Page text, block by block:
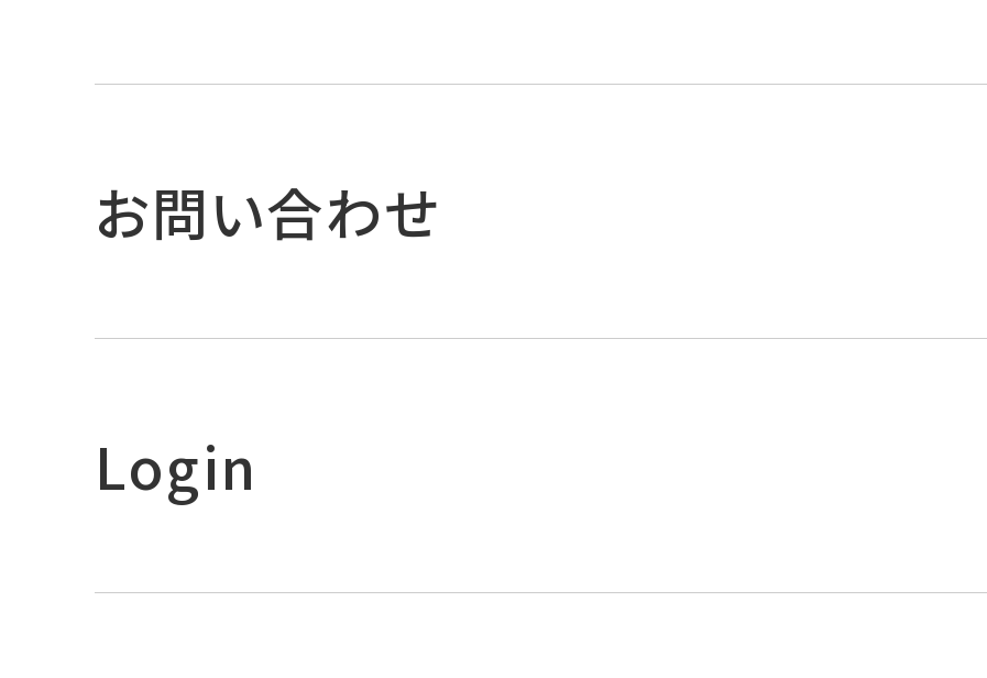
お問い合わせ
Login